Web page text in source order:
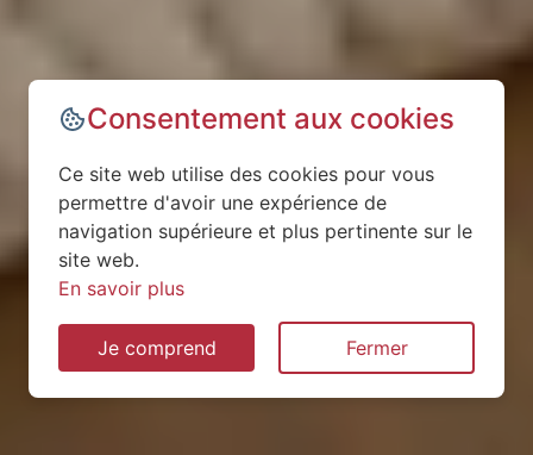
Consentement aux cookies
Ce site web utilise des cookies pour vous
permettre d'avoir une expérience de
navigation supérieure et plus pertinente sur le
site web.
En savoir plus
Je comprend Fermer